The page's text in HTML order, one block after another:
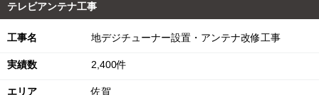
テレビアンテナ工事
工事名 地デジチューナー設置・アンテナ改修工事
実績数 2,400件
エリア 佐賀